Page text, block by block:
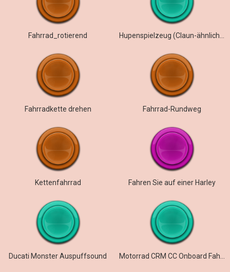
Fahrrad_rotierend
Fahrradkette drehen Fahrrad-Rundweg
Kettenfahrrad Fahren Sie auf einer Harley
Ducati Monster Auspuffsound